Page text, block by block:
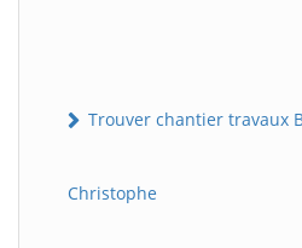
Trouver chantier travaux
Christophe